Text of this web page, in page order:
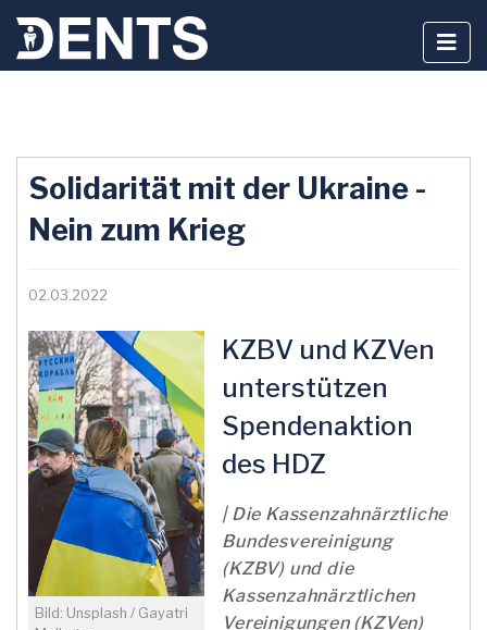
springen
Solidarität mit der Ukraine -
Nein zum Krieg
02.03.2022
Bild: Unsplash / Gayatri
KZBV und KZVen
unterstützen
Spendenaktion
des HDZ
| Die Kassenzahnärztliche
Bundesvereinigung
(KZBV) und die
Kassenzahnärztlichen
Vereinigungen (KZVen)